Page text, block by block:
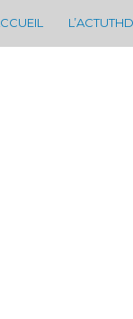
L’ACTUTHD